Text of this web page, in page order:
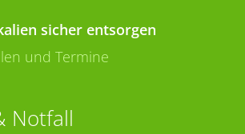
sicher entsorgen
und Termine
Notfall